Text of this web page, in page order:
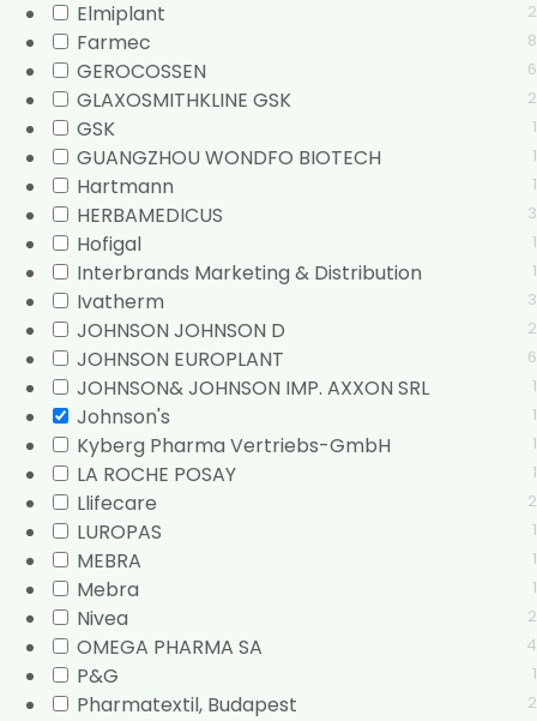
Elmiplant 2
Farmec 8
GEROCOSSEN 6
GLAXOSMITHKLINE GSK 2
GSK 1
GUANGZHOU WONDFO BIOTECH 1
Hartmann 1
HERBAMEDICUS 3
Hofigal 1
Interbrands Marketing & Distribution 1
Ivatherm 3
JOHNSON JOHNSON D 2
JOHNSON EUROPLANT 6
JOHNSON& JOHNSON IMP. AXXON SRL 1
Johnson's 1
Kyberg Pharma Vertriebs-GmbH 1
LA ROCHE POSAY 1
Llifecare 2
LUROPAS 1
MEBRA 1
Mebra 1
Nivea 2
OMEGA PHARMA SA 4
P&G 1
Pharmatextil, Budapest 2